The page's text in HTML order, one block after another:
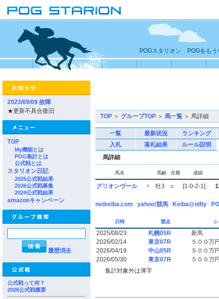
POGスタリオン POGをもう
2023/09/09 故障
★更新不具合復旧
TOP
My機能とは
POG集計とは
公式戦とは
スタリオン日記
2025公式戦結果
2026公式戦募集
2024公式戦結果
amazonキャンペーン
履歴消去
公式戦って何？
2026公式戦概要
TOP ＞ グループTOP ＞ 馬一覧 ＞ 馬詳細
一覧 最新状況
ランキング
入札
落札結果
ルール説明
馬詳細
馬名 馬齢 在厩 成績
グリオンヴール ▼ 牡3 ○ [1-0-2-1]
netkeiba.com yahoo!競馬 Keiba@nifty
日時 競走
2025/08/23 札幌05R
新馬
2026/02/14
東京07R
５００万
2026/04/19
中山05R
５００万
2026/05/30
東京07R
５００万
集計対象外は薄字